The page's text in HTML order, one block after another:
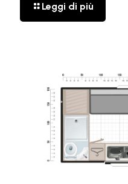
Leggi di più